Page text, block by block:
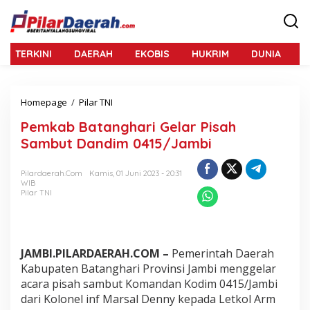
TERKINI DAERAH EKOBIS HUKRIM DUNIA
Homepage / Pilar TNI
m
k
a
B
h
r
i
G
Pemkab Batanghari Gelar Pisah
Sambut Dandim 0415/Jambi
Pilardaerah.com
Kamis, 01 Juni 2023 - 20:31
WIB
Pilar TNI
JAMBI.PILARDAERAH.COM – Pemerintah Daerah
Kabupaten Batanghari Provinsi Jambi menggelar
acara pisah sambut Komandan Kodim 0415/Jambi
dari Kolonel inf Marsal Denny kepada Letkol Arm